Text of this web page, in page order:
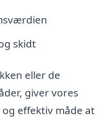
skidt
eller de
giver vores
effektiv måde at